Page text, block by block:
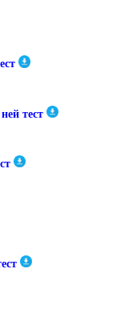
тест